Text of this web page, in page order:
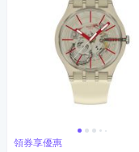
領券享優惠